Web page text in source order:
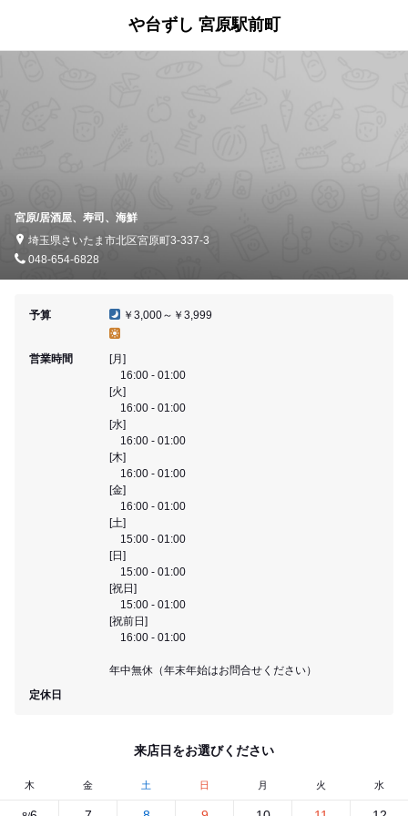
や台ずし 宮原駅前町
宮原/居酒屋、寿司、海鮮
埼玉県さいたま市北区宮原町3-337-3
048-654-6828
予算 ￥3,000～￥3,999
営業時間
[月]
16:00 - 01:00
[火]
16:00 - 01:00
[水]
16:00 - 01:00
[木]
16:00 - 01:00
[金]
16:00 - 01:00
[土]
15:00 - 01:00
[日]
15:00 - 01:00
[祝日]
15:00 - 01:00
[祝前日]
16:00 - 01:00
年中無休（年末年始はお問合せください）
定休日
来店日をお選びください
木 金 土 日 月 火 水